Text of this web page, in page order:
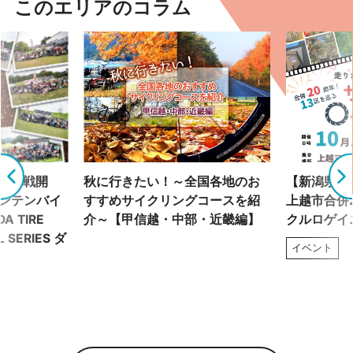
このエリアのコラム
7戦開
テンバイ
TIRE
SERIES ダ
秋に行きたい！～全国各地のお
すすめサイクリングコースを紹
介～【甲信越・中部・近畿編】
【新潟県
上越市合
クルロゲイ
イベント